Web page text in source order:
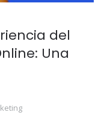
del
Una